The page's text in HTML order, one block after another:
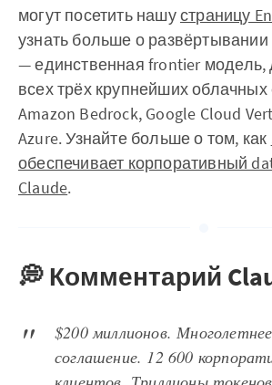
могут посетить нашустраницу
узнать больше о развёртывании
— единственная frontier модель,
всех трёх крупнейших
Amazon Bedrock, Google Cloud
Azure. Узнайте больше о том, как
обеспечивает корпоративный
Claude.
💭 Комментарий
$200 миллионов. Многолетнее
соглашение. 12 600